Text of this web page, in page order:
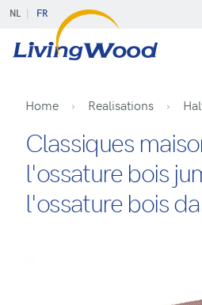
NL FR
Home Realisations
Classiques
l'ossature bois
l'ossature bois